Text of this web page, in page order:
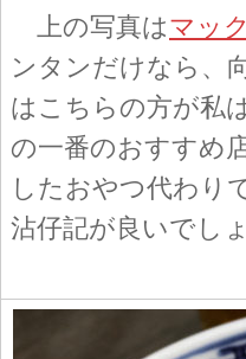
上の写真はマッ
ンタンだけなら、
はこちらの方が私
の一番のおすすめ
したおやつ代わり
沾仔記が良いでしょ